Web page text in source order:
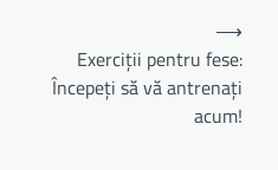
Exerciții pentru fese:
Începeți să vă antrenați
acum!
⟶